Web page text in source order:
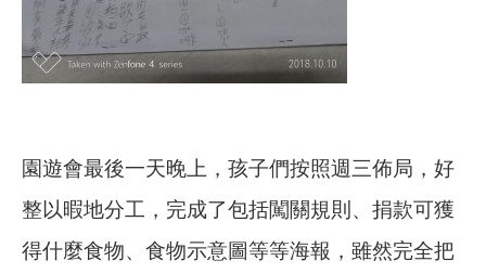
園遊會最後一天晚上，孩子們按照週三佈局，好
整以暇地分工，完成了包括闖關規則、捐款可獲
得什麼食物、食物示意圖等等海報，雖然完全把